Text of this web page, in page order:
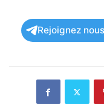
Rejoignez